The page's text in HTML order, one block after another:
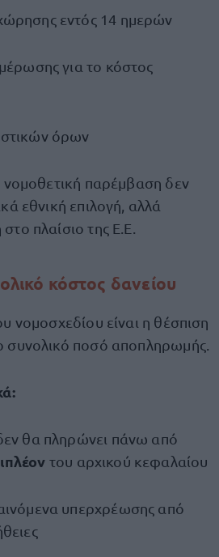
εντός 14 ημερών
για το κόστος
όρων
νομοθετική παρέμβαση δεν
εθνική επιλογή, αλλά
πλαίσιο της Ε.Ε.
κόστος δανείου
νομοσχεδίου είναι η θέσπιση
συνολικό ποσό αποπληρωμής.
θα πληρώνει πάνω από
του αρχικού κεφαλαίου
υπερχρέωσης από